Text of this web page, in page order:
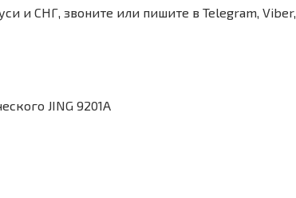
и СНГ, звоните или пишите в Telegram, Viber,
JING 9201A